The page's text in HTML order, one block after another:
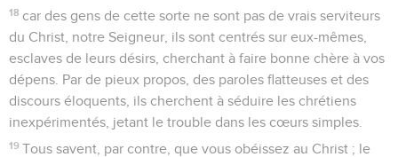
18 car des gens de cette sorte ne sont pas de vrais serviteurs
du Christ, notre Seigneur, ils sont centrés sur eux-mêmes,
esclaves de leurs désirs, cherchant à faire bonne chère à vos
dépens. Par de pieux propos, des paroles flatteuses et des
discours éloquents, ils cherchent à séduire les chrétiens
inexpérimentés, jetant le trouble dans les cœurs simples.
19 Tous savent, par contre, que vous obéissez au Christ ; le